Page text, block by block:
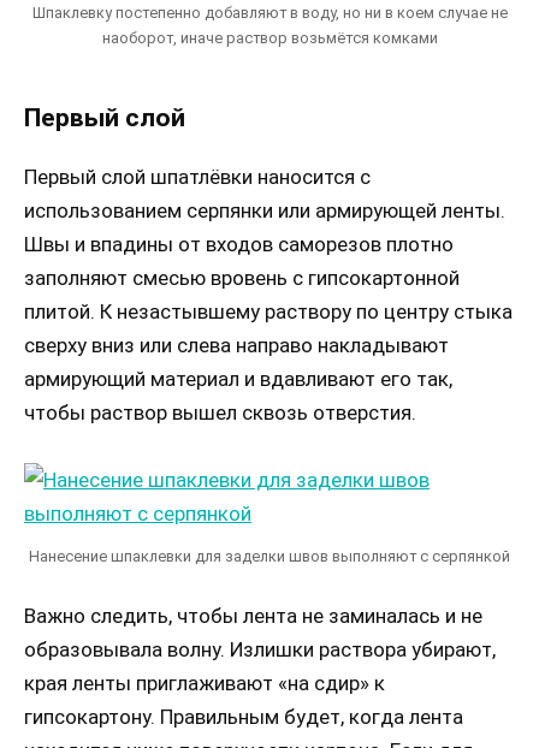
Шпаклевку постепенно добавляют в воду, но ни в коем случае не
наоборот, иначе раствор возьмётся комками
Первый слой
Первый слой шпатлёвки наносится с
использованием серпянки или армирующей ленты.
Швы и впадины от входов саморезов плотно
заполняют смесью вровень с гипсокартонной
плитой. К незастывшему раствору по центру стыка
сверху вниз или слева направо накладывают
армирующий материал и вдавливают его так,
чтобы раствор вышел сквозь отверстия.
Нанесение шпаклевки для заделки швов выполняют с серпянкой
Важно следить, чтобы лента не заминалась и не
образовывала волну. Излишки раствора убирают,
края ленты приглаживают «на сдир» к
гипсокартону. Правильным будет, когда лента